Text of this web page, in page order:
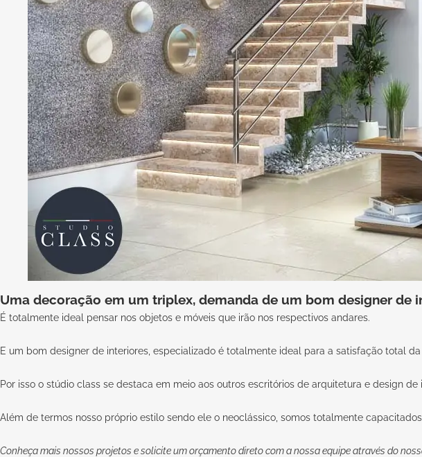
Uma decoração em um triplex, demanda de um bom designer de
É totalmente ideal pensar nos objetos e móveis que irão nos respectivos andares.
E um bom designer de interiores, especializado é totalmente ideal para a satisfação total da
Por isso o stúdio class se destaca em meio aos outros escritórios de arquitetura e design de
Além de termos nosso próprio estilo sendo ele o neoclássico, somos totalmente
Conheça mais nossos projetos e solicite um orçamento direto com a nossa equipe através do